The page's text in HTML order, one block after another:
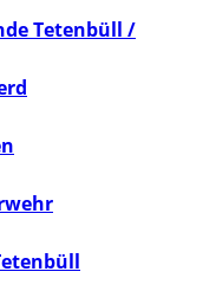
Tetenbüll /